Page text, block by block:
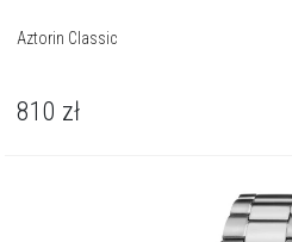
Aztorin Classic
810 zł